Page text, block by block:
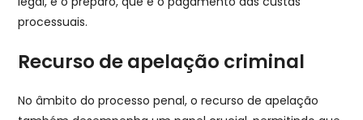
processuais.
Recurso de apelação criminal
No âmbito do processo penal, o recurso de apelação